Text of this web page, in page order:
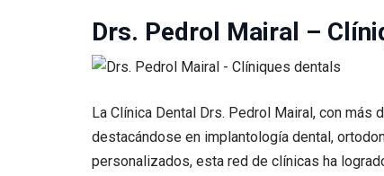
Drs. Pedrol Mairal –
La Clínica Dental Drs. Pedrol Mairal, con
destacándose en implantología dental,
personalizados, esta red de clínicas ha